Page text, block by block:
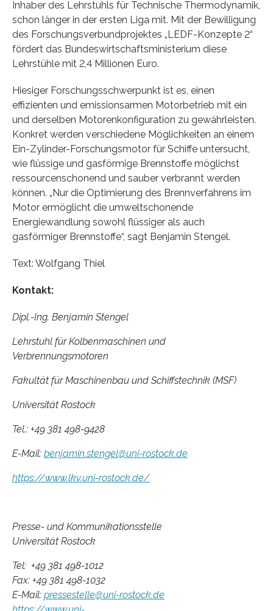
Inhaber des Lehrstuhls für Technische Thermodynamik,
schon länger in der ersten Liga mit. Mit der Bewilligung
des Forschungsverbundprojektes „LEDF-Konzepte 2“
fördert das Bundeswirtschaftsministerium diese
Lehrstühle mit 2,4 Millionen Euro.
Hiesiger Forschungsschwerpunkt ist es, einen
effizienten und emissionsarmen Motorbetrieb mit ein
und derselben Motorenkonfiguration zu gewährleisten.
Konkret werden verschiedene Möglichkeiten an einem
Ein-Zylinder-Forschungsmotor für Schiffe untersucht,
wie flüssige und gasförmige Brennstoffe möglichst
ressourcenschonend und sauber verbrannt werden
können. „Nur die Optimierung des Brennverfahrens im
Motor ermöglicht die umweltschonende
Energiewandlung sowohl flüssiger als auch
gasförmiger Brennstoffe“, sagt Benjamin Stengel.
Text: Wolfgang Thiel
Kontakt:
Dipl.-Ing. Benjamin Stengel
Lehrstuhl für Kolbenmaschinen und
Verbrennungsmotoren
Fakultät für Maschinenbau und Schiffstechnik (MSF)
Universität Rostock
Tel.: +49 381 498-9428
E-Mail: benjamin.stengel@uni-rostock.de
https://www.lkv.uni-rostock.de/
Presse- und Kommunikationsstelle
Universität Rostock
Tel: +49 381 498-1012
Fax: +49 381 498-1032
E-Mail: pressestelle@uni-rostock.de